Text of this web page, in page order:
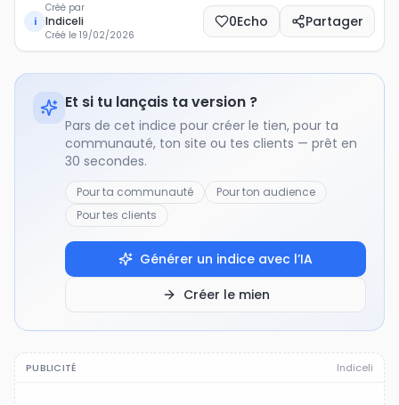
i
Créé par
Indiceli
Créé le 19/02/2026
0Echo Partager
Et si tu lançais ta version ?
Pars de cet indice pour créer le tien, pour ta
communauté, ton site ou tes clients — prêt en
30 secondes.
Pour ta communauté
Pour ton audience
Pour tes clients
Générer un indice avec l’IA
Créer le mien
PUBLICITÉ Indiceli